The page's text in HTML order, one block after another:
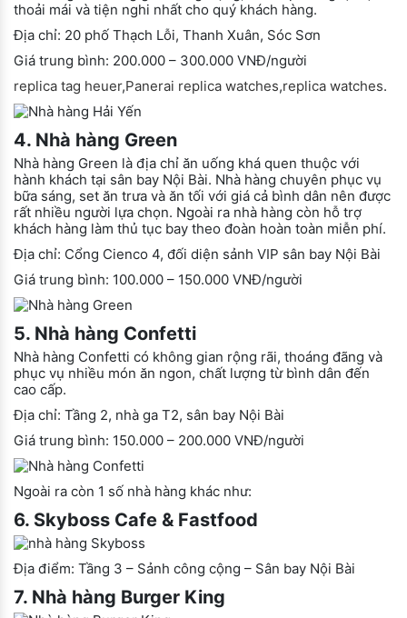
thoải mái và tiện nghi nhất cho quý khách hàng.
Địa chỉ: 20 phố Thạch Lỗi, Thanh Xuân, Sóc Sơn
Giá trung bình: 200.000 – 300.000 VNĐ/người
replica tag heuer,Panerai replica watches,replica watches.
4. Nhà hàng Green
Nhà hàng Green là địa chỉ ăn uống khá quen thuộc với
hành khách tại sân bay Nội Bài. Nhà hàng chuyên phục vụ
bữa sáng, set ăn trưa và ăn tối với giá cả bình dân nên được
rất nhiều người lựa chọn. Ngoài ra nhà hàng còn hỗ trợ
khách hàng làm thủ tục bay theo đoàn hoàn toàn miễn phí.
Địa chỉ: Cổng Cienco 4, đối diện sảnh VIP sân bay Nội Bài
Giá trung bình: 100.000 – 150.000 VNĐ/người
5. Nhà hàng Confetti
Nhà hàng Confetti có không gian rộng rãi, thoáng đãng và
phục vụ nhiều món ăn ngon, chất lượng từ bình dân đến
cao cấp.
Địa chỉ: Tầng 2, nhà ga T2, sân bay Nội Bài
Giá trung bình: 150.000 – 200.000 VNĐ/người
Ngoài ra còn 1 số nhà hàng khác như:
6. Skyboss Cafe & Fastfood
Địa điểm: Tầng 3 – Sảnh công cộng – Sân bay Nội Bài
7. Nhà hàng Burger King